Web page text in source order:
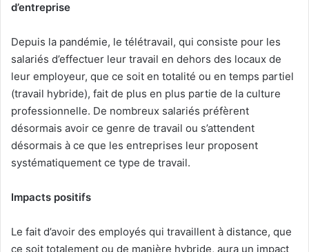
d’entreprise
Depuis la pandémie, le télétravail, qui consiste pour les
salariés d’effectuer leur travail en dehors des locaux de
leur employeur, que ce soit en totalité ou en temps partiel
(travail hybride), fait de plus en plus partie de la culture
professionnelle. De nombreux salariés préfèrent
désormais avoir ce genre de travail ou s’attendent
désormais à ce que les entreprises leur proposent
systématiquement ce type de travail.
Impacts positifs
Le fait d’avoir des employés qui travaillent à distance, que
ce soit totalement ou de manière hybride, aura un impact